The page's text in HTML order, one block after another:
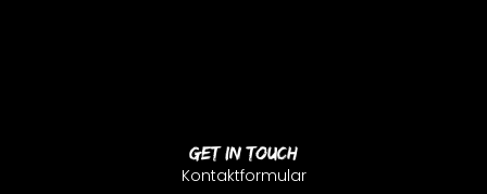
Get In Touch
Kontaktformular